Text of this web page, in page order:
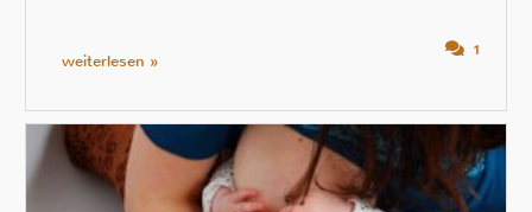
1
weiterlesen »